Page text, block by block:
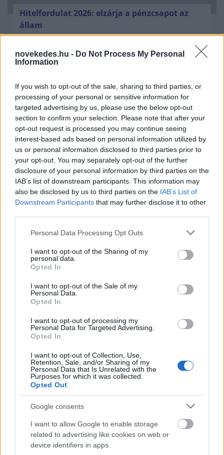
novekedes.hu - Do Not Process My Personal
Information
If you wish to opt-out of the sale, sharing to third parties, or
processing of your personal or sensitive information for
targeted advertising by us, please use the below opt-out
section to confirm your selection. Please note that after your
opt-out request is processed you may continue seeing
interest-based ads based on personal information utilized by
us or personal information disclosed to third parties prior to
your opt-out. You may separately opt-out of the further
disclosure of your personal information by third parties on the
IAB’s list of downstream participants. This information may
also be disclosed by us to third parties on the IAB’s List of
Downstream Participants that may further disclose it to other
Please note that this website/app uses one or more Google
not limited to your visit or usage behaviour. You may click to
grant or deny consent to Google and its third-party tags to
use your data for below specified purposes in below Google
consent section.
Personal Data Processing Opt Outs
I want to opt-out of the Sharing of my
personal data.
Opted In
I want to opt-out of the Sale of my
Personal Data.
Opted In
I want to opt-out of processing my
Personal Data for Targeted Advertising.
Opted In
I want to opt-out of Collection, Use,
Retention, Sale, and/or Sharing of my
Personal Data that Is Unrelated with the
Purposes for which it was collected.
Opted Out
Google consents
I want to allow Google to enable storage
related to advertising like cookies on web or
device identifiers in apps.
Hitelfordulat 2026: elzárja a pénzcsapot az
állam
Vagyonvisszaszerzés: amikor a pénz
gyorsabban fut, mint a jog
ELEMZÉSEK 2026. júl. 21.
Kéthónapos a Tisza-kormány: íme a mérleg!
ELEMZÉSEK 2026. júl. 21.